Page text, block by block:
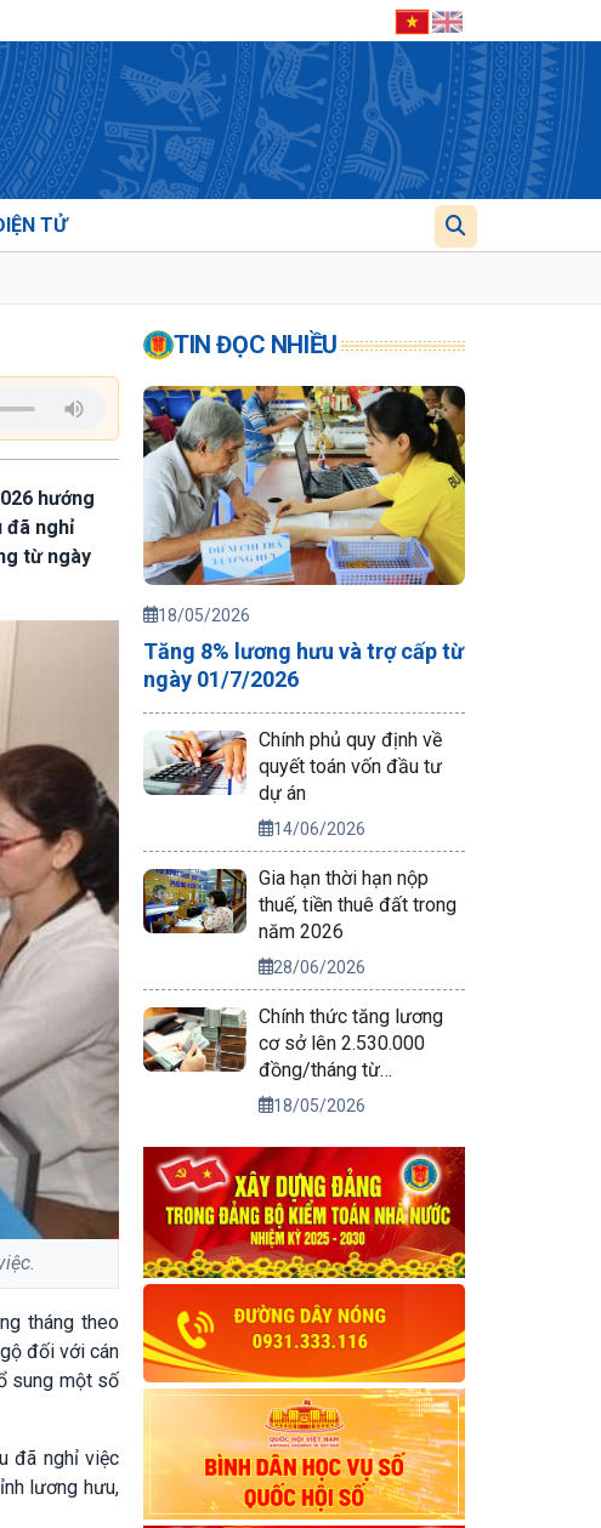
TỬ
hướng
đã nghỉ
từ ngày
tháng theo
đối với cán
sung một số
đã nghỉ việc
lương hưu,
TIN ĐỌC NHIỀU
18/05/2026
Tăng 8% lương hưu và trợ cấp từ
ngày 01/7/2026
Chính phủ quy định về
quyết toán vốn đầu tư
dự án
14/06/2026
Gia hạn thời hạn nộp
thuế, tiền thuê đất trong
năm 2026
28/06/2026
Chính thức tăng lương
cơ sở lên 2.530.000
đồng/tháng từ
01/7/2026
18/05/2026